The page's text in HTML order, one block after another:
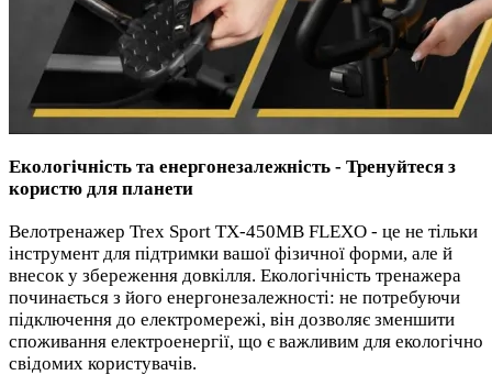
Екологічність та енергонезалежність - Тренуйтеся з
користю для планети
Велотренажер Trex Sport TX-450MB FLEXO - це не тільки
інструмент для підтримки вашої фізичної форми, але й
внесок у збереження довкілля. Екологічність тренажера
починається з його енергонезалежності: не потребуючи
підключення до електромережі, він дозволяє зменшити
споживання електроенергії, що є важливим для екологічно
свідомих користувачів.